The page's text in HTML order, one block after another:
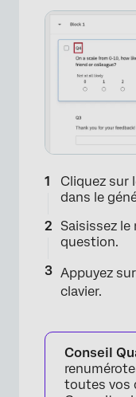
Cliquez sur
dans le
Saisissez le
question.
Appuyez
clavier.
Conseil
toutes vos